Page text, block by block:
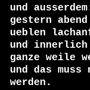
und
gestern
ueblen
und innerlich
ganze weile
und das
werden.